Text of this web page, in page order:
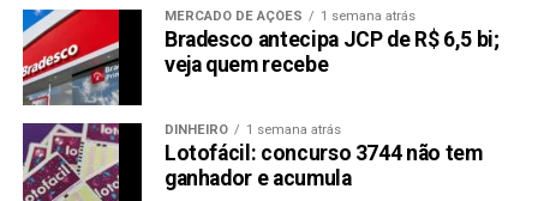
MERCADO DE AÇÕES 1 semana atrás
Bradesco antecipa JCP de R$ 6,5 bi;
veja quem recebe
DINHEIRO 1 semana atrás
Lotofácil: concurso 3744 não tem
ganhador e acumula